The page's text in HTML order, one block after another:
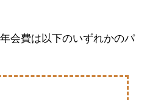
会費は以下のいずれかのパ